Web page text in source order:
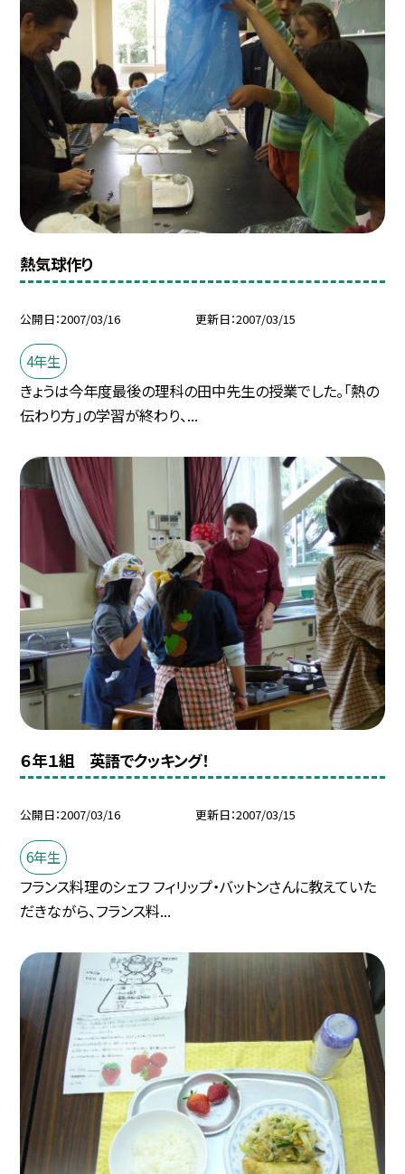
熱気球作り
公開日 2007/03/16 更新日 2007/03/15
4年生
きょうは今年度最後の理科の田中先生の授業でした。「熱の
伝わり方」の学習が終わり、...
６年１組 英語でクッキング！
公開日 2007/03/16 更新日 2007/03/15
6年生
フランス料理のシェフ フィリップ・バットンさんに教えていた
だきながら、フランス料...